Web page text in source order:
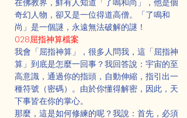
在佛教界，鮮有人知道「了鳴和尚」，他是個
奇幻人物，卻又是一位得道高僧。「了鳴和
尚」是一個謎，永遠無法破解的謎！
028屈指神算檔案
我會「屈指神算」，很多人問我，這「屈指神
算」到底是怎麼一回事？我回答說：宇宙的至
高意識，通過你的指頭，自動伸縮，指引出一
種符號（密碼）。由於你懂得解密，因此，天
下事皆在你的掌心。
那麼，這是如何修練的呢？我說：首先，必須